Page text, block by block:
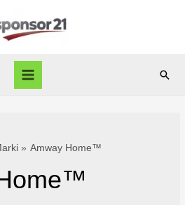
Main
Amway Home™